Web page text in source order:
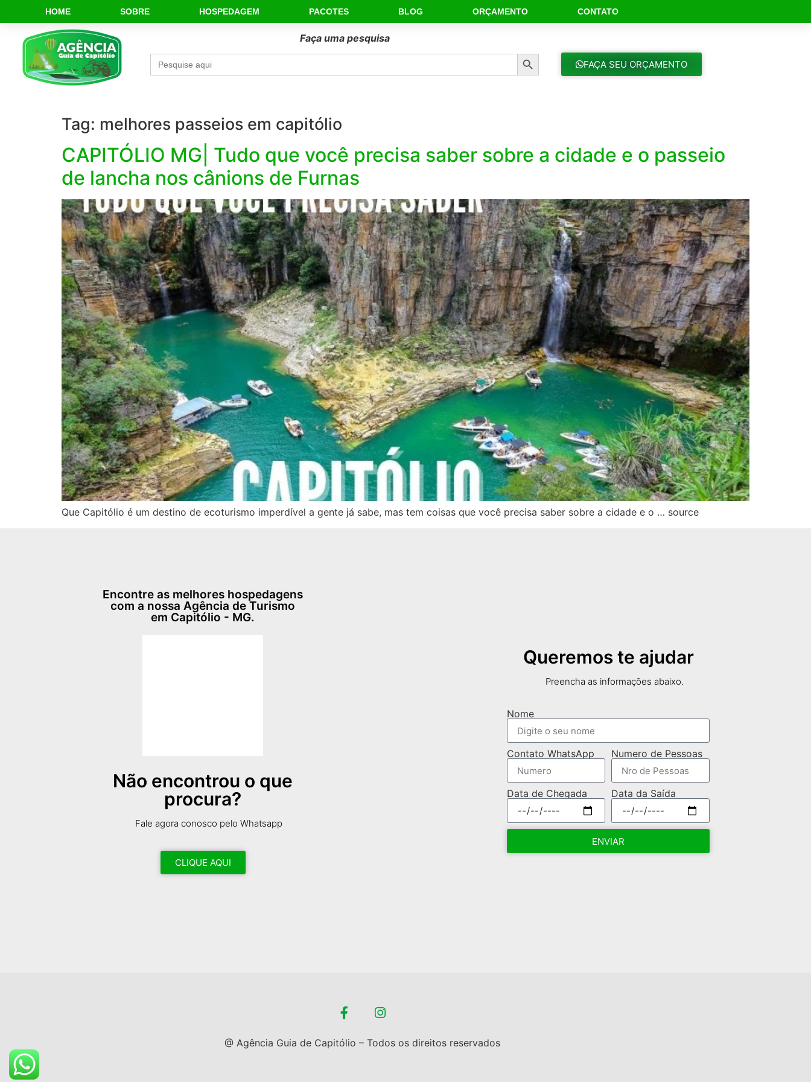
HOME SOBRE HOSPEDAGEM PACOTES BLOG ORÇAMENTO CONTATO
Faça uma pesquisa
Search
for:
Search Button
FAÇA SEU ORÇAMENTO
Tag: melhores passeios em capitólio
CAPITÓLIO MG| Tudo que você precisa saber sobre a cidade e o passeio
de lancha nos cânions de Furnas
Que Capitólio é um destino de ecoturismo imperdível a gente já sabe, mas tem coisas que você precisa saber sobre a cidade e o … source
Encontre as melhores hospedagens
com a nossa Agência de Turismo
em Capitólio - MG.
Não encontrou o que
procura?
Fale agora conosco pelo Whatsapp
CLIQUE AQUI
Queremos te ajudar
Preencha as informações abaixo.
Nome
Contato WhatsApp Numero de Pessoas
Data de Chegada Data da Saída
ENVIAR
@ Agência Guia de Capitólio – Todos os direitos reservados